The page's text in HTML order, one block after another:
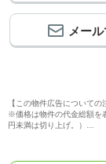
メー
【この物件広告についての
※価格は物件の代金総額を
円未満は切り上げ。）
※写真に写っている、また